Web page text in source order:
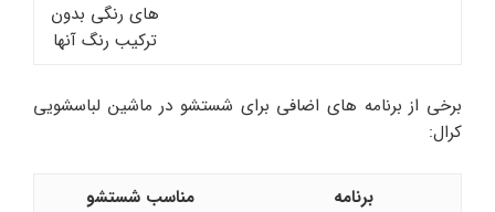
های رنگی بدون
ترکیب رنگ آنها
برخی از برنامه های اضافی برای شستشو در ماشین لباسشویی
کرال:
برنامه
مناسب شستشو